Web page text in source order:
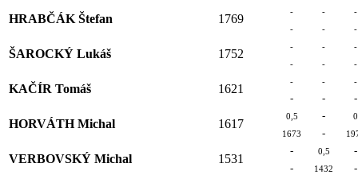
HRABČÁK Štefan 1769
- -
-
-
- -
ŠAROCKÝ Lukáš 1752
- -
-
-
- -
KAČÍR Tomáš 1621
- - -
- - -
HORVÁTH Michal 1617
0,5 -
0
1673
-
VERBOVSKÝ Michal 1531
- 0,5
-
-
1432 -